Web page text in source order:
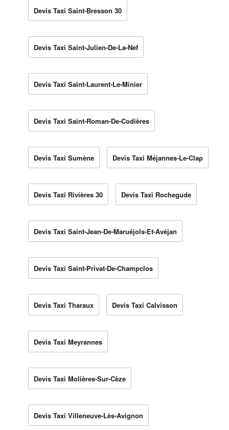
Devis Taxi Saint-Bresson 30
Devis Taxi Saint-Julien-De-La-Nef
Devis Taxi Saint-Laurent-Le-Minier
Devis Taxi Saint-Roman-De-Codières
Devis Taxi Sumène Devis Taxi Méjannes-Le-Clap
Devis Taxi Rivières 30 Devis Taxi Rochegude
Devis Taxi Saint-Jean-De-Maruéjols-Et-Avéjan
Devis Taxi Saint-Privat-De-Champclos
Devis Taxi Tharaux Devis Taxi Calvisson
Devis Taxi Meyrannes
Devis Taxi Molières-Sur-Cèze
Devis Taxi Villeneuve-Lès-Avignon